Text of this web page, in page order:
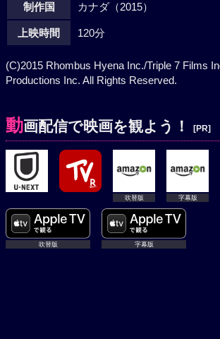
制作国 カナダ（2015）
上映時間 120分
(C)2015 Rhombus Hyena Inc./Triple 7 Films
Productions Inc. All Rights Reserved.
動画配信で映画を観よう！ [PR]
吹替版 字幕版
吹替版 字幕版